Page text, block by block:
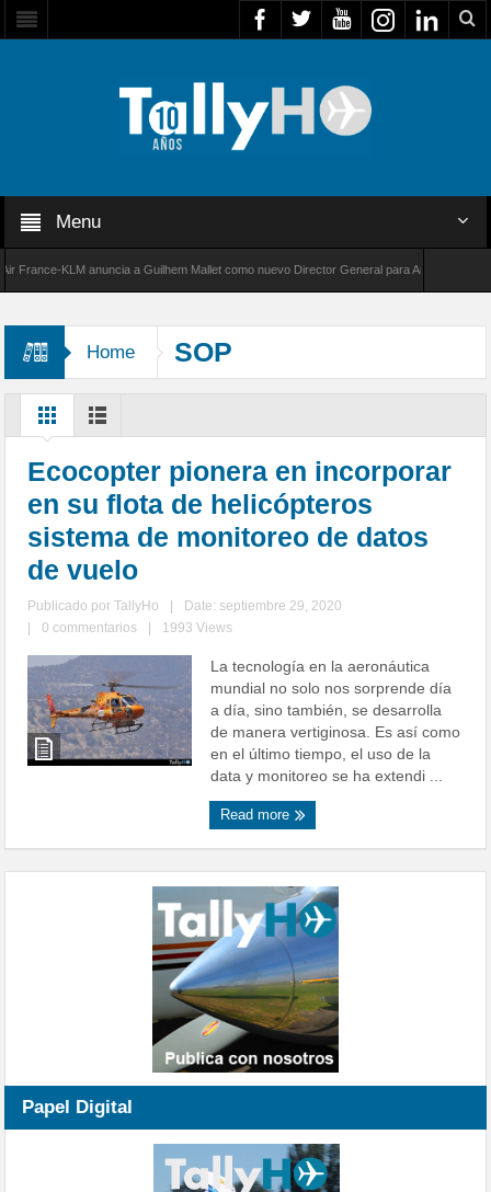
Menu
KLM anuncia a Guilhem Mallet como nuevo Director General para América Latina
Home SOP
Ecocopter pionera en incorporar
en su flota de helicópteros
sistema de monitoreo de datos
de vuelo
Publicado porTallyHo
Date: septiembre 29, 2020
0 commentarios 1993 Views
La tecnología en la aeronáutica
mundial no solo nos sorprende día
a día, sino también, se desarrolla
de manera vertiginosa. Es así como
en el último tiempo, el uso de la
data y monitoreo se ha extendi ...
Read more
Papel Digital